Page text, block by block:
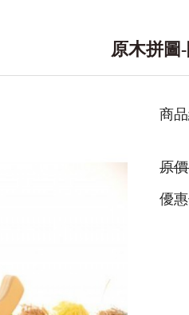
原木拼圖
商
原
優